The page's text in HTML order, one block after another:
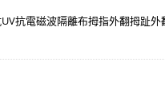
抗電磁波隔離布拇指外翻拇趾